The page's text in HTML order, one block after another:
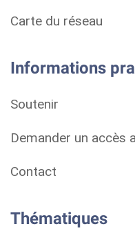
Carte du réseau
Informations
Soutenir
Demander un accès
Contact
Thématiques